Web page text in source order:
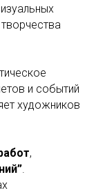
и событий
художников
,
.